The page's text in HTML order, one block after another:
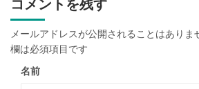
コメントを残す
メールアドレスが公開されることはありま
欄は必須項目です
名前